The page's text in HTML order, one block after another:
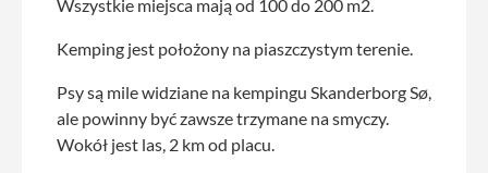
Wszystkie miejsca mają od 100 do 200 m2.
Kemping jest położony na piaszczystym terenie.
Psy są mile widziane na kempingu Skanderborg Sø,
ale powinny być zawsze trzymane na smyczy.
Wokół jest las, 2 km od placu.